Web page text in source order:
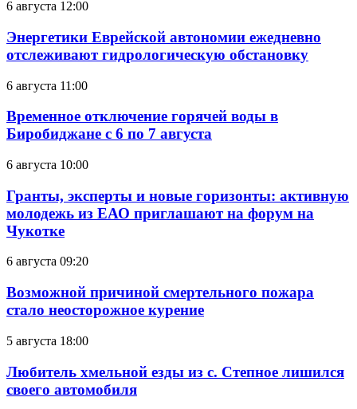
6 августа 12:00
Энергетики Еврейской автономии ежедневно
отслеживают гидрологическую обстановку
6 августа 11:00
Временное отключение горячей воды в
Биробиджане с 6 по 7 августа
6 августа 10:00
Гранты, эксперты и новые горизонты: активную
молодежь из ЕАО приглашают на форум на
Чукотке
6 августа 09:20
Возможной причиной смертельного пожара
стало неосторожное курение
5 августа 18:00
Любитель хмельной езды из с. Степное лишился
своего автомобиля